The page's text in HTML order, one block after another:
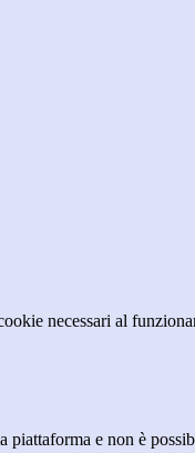
necessari al
piattaforma e non è